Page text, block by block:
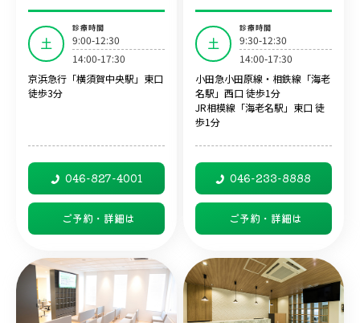
土
診療時間
9:00-12:30
14:00-17:30
京浜急行「横須賀中央駅」東口
徒歩3分
046-827-4001
ご予約・詳細は
土
診療時間
9:30-12:30
14:00-17:30
小田急小田原線・相鉄線「海老
名駅」西口 徒歩1分
JR相模線「海老名駅」東口 徒
歩1分
046-233-8888
ご予約・詳細は